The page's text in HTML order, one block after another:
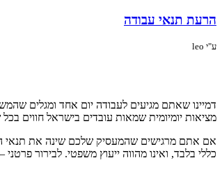
הרעת תנאי עבודה
ע"י leo
דמיינו שאתם מגיעים לעבודה יום אחד ומגלים
מציאות יומיומית שמאות עובדים בישראל חווים
אם אתם מרגישים שהמעסיק שלכם שינה את תנאי
כללי בלבד, ואינו מהווה ייעוץ משפטי. לבירור פרטני